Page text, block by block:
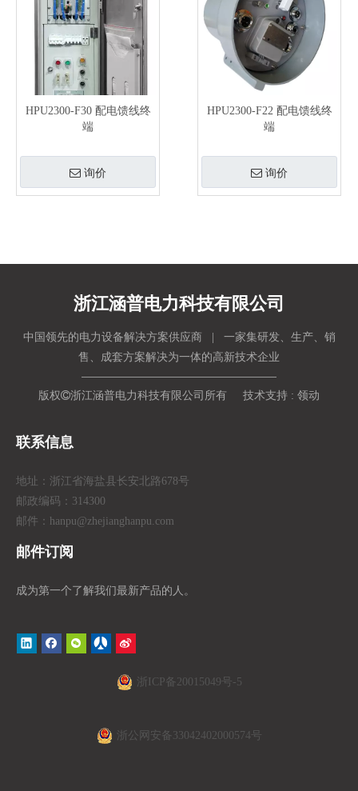
HPU2300-F30 配电馈线终
端
询价
HPU2300-F22 配电馈线终
端
询价
浙江涵普电力科技有限公司
中国领先的电力设备解决方案供应商 | 一家集研发、生产、销
售、成套方案解决为一体的高新技术企业
版权浙江涵普电力科技有限公司所有 技术支持 : 领动
联系信息
地址：浙江省海盐县长安北路678号
邮政编码：314300
邮件：hanpu@zhejianghanpu.com
邮件订阅
成为第一个了解我们最新产品的人。
浙ICP备20015049号-5
浙公网安备33042402000574号